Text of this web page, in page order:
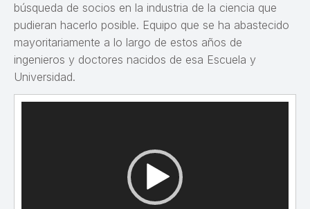
búsqueda de socios en la industria de la ciencia que
pudieran hacerlo posible. Equipo que se ha abastecido
mayoritariamente a lo largo de estos años de
ingenieros y doctores nacidos de esa Escuela y
Universidad.